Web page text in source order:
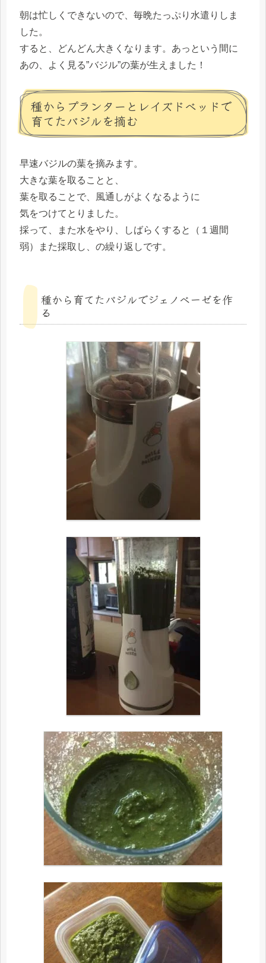
朝は忙しくできないので、毎晩たっぷり水遣りしま
した。
すると、どんどん大きくなります。あっという間に
あの、よく見る”バジル”の葉が生えました！
種からプランターとレイズドベッドで
育てたバジルを摘む
早速バジルの葉を摘みます。
大きな葉を取ることと、
葉を取ることで、風通しがよくなるように
気をつけてとりました。
採って、また水をやり、しばらくすると（１週間
弱）また採取し、の繰り返しです。
種から育てたバジルでジェノベーゼを作
る